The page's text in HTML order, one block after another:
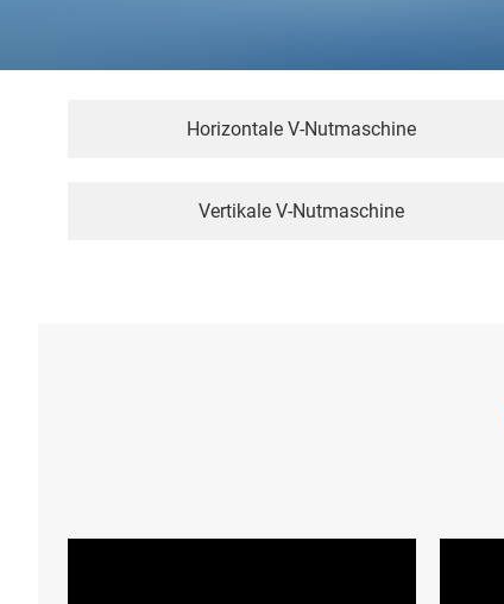
Horizontale V-Nutmaschine
Vertikale V-Nutmaschine